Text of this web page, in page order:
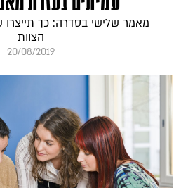
מאמר שלישי בסדרה: כך תייצרו
הצוות
20/08/2019